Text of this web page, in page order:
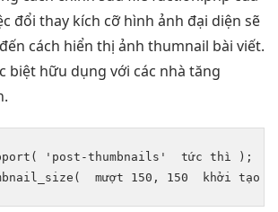
đổi thay kích cỡ hình ảnh đại diện sẽ
cách hiển thị ảnh thumnail bài viết.
biệt hữu dụng với các nhà tăng
'post-thumbnails' tức thì
);
mượt 150, 150 khởi tạo